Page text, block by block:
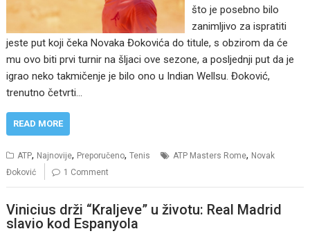
što je posebno bilo
zanimljivo za ispratiti
jeste put koji čeka Novaka Đokovića do titule, s obzirom da će
mu ovo biti prvi turnir na šljaci ove sezone, a posljednji put da je
igrao neko takmičenje je bilo ono u Indian Wellsu. Đoković,
trenutno četvrti…
READ MORE
ATP, Najnovije, Preporučeno,Tenis ATP Masters Rome, Novak
Đoković
1 Comment
Vinicius drži “Kraljeve” u životu: Real Madrid
slavio kod Espanyola